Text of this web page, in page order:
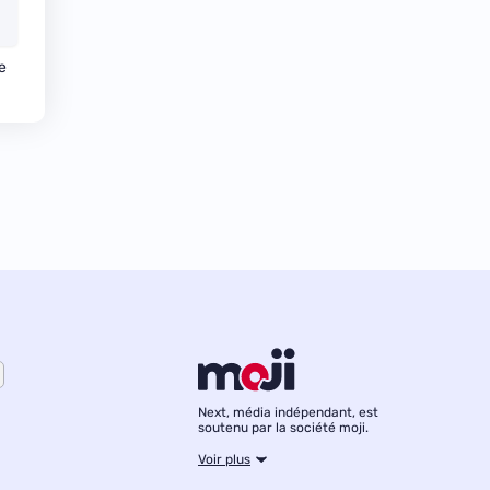
Next, média indépendant, est
soutenu par la société moji.
Voir plus